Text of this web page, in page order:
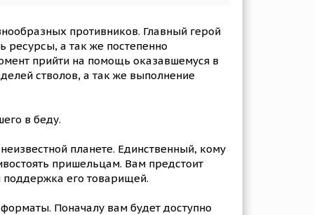
противников. Главный герой
ресурсы, а так же постепенно
прийти на помощь оказавшемуся в
стволов, а так же выполнение
в беду.
планете. Единственный, кому
пришельцам. Вам предстоит
его товарищей.
Поначалу вам будет доступно